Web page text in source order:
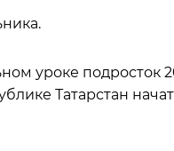
уроке подросток
Татарстан